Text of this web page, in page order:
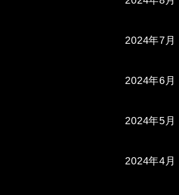
2024年7月
2024年6月
2024年5月
2024年4月